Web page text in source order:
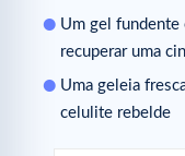
Um gel fundente
recuperar uma
Uma geleia
celulite rebelde